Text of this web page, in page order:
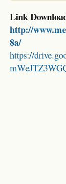
Link
http://
8a/
https://